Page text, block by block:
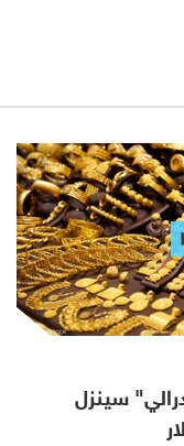
سينزل